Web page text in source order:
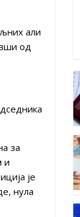
али
од
за
и
је
нула